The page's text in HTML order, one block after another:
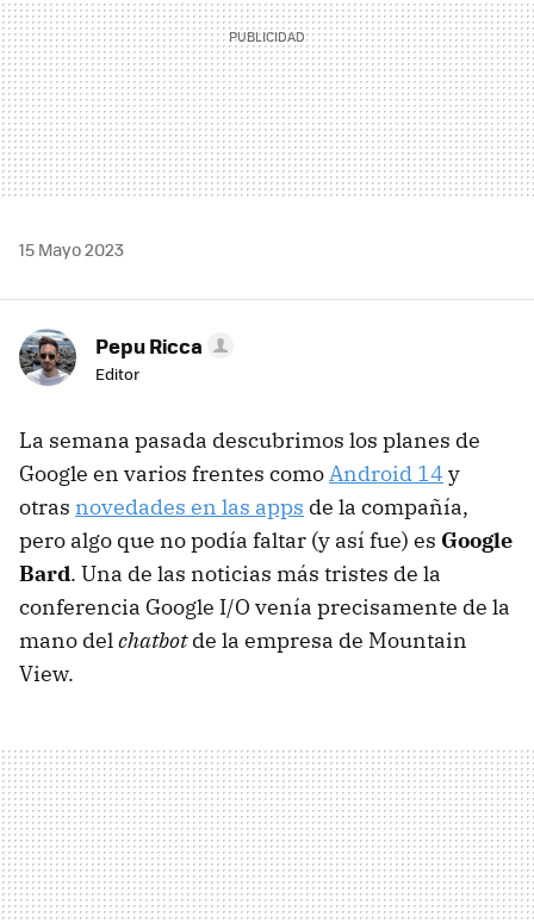
15 Mayo 2023
Pepu Ricca
Editor
La semana pasada descubrimos los planes de
Google en varios frentes comoAndroid 14 y
otras novedades en las apps de la compañía,
pero algo que no podía faltar (y así fue) es Google
Bard. Una de las noticias más tristes de la
conferencia Google I/O venía precisamente de la
mano delchatbotde la empresa de Mountain
View.